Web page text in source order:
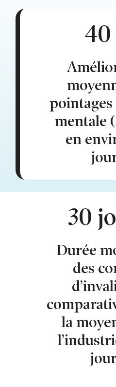
40
pointages
mentale
en
30
Durée
des
la